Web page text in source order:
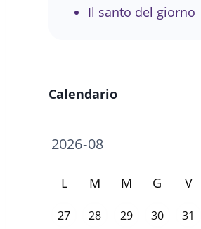
Il santo del giorno
Calendario
L M M G V
27 28 29 30 31